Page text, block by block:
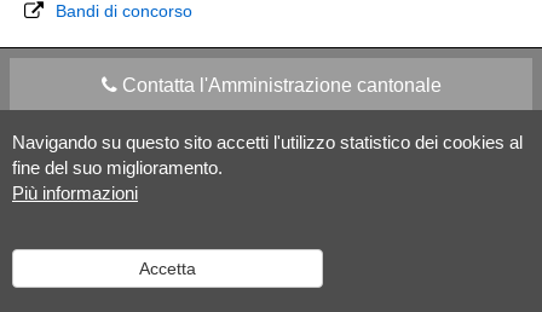
Navigando su questo sito accetti l'utilizzo statistico dei cookies al
fine del suo miglioramento.
Più informazioni
Accetta
Bandi di concorso
Contatta l'Amministrazione cantonale
Apps Mobile Social media
Versione desktop Informazioni legali